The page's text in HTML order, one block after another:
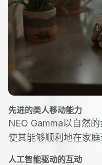
先进的类人移动能力
NEO Gamma以自然
使其能够顺利地在家庭
人工智能驱动的互动